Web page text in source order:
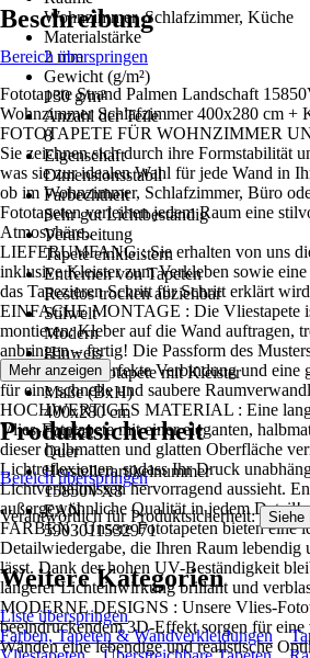
Wohnzimmer, Schlafzimmer, Küche
Materialstärke
2 mm
Gewicht (g/m²)
130 g/m²
Anzahl der Teile
8
Eigenschaft
Dimensionsstabil
Farbechtheit
Sehr gut Lichtbeständig
Verarbeitung
Tapete einkleistern
Entfernen von Tapeten
Restlos trocken abziehbar
Stilwelt
Modern
Hinweis
Vlies Fototapete mit Kleister
Maße (BxH)
400x280 cm
Format
Quer
Herstellerartikelnummer
15850VX8
EAN
5903011532971
Beschreibung
Bereich überspringen
Fototapete Strand Palmen Landschaft
Wohnzimmer Schlafzimmer 400x280 cm +
FOTOTAPETE FÜR WOHNZIMMER
Sie zeichnen sich durch ihre Formstabilität
was sie zur idealen Wahl für jede Wand in
ob im Wohnzimmer, Schlafzimmer, Büro
Fototapeten verleihen jedem Raum eine
Atmosphäre..
LIEFERUMFANG : Sie erhalten von uns
inklusive Kleister zum Verkleben sowie
das Tapezieren Schritt für Schritt erklärt
EINFACHE MONTAGE : Die Vliestapete
montieren: Kleber auf die Wand auftragen,
anbringen – fertig! Die Passform des
sorgt für eine perfekte Verbindung und
für eine schnelle und saubere
HOCHWERTIGES MATERIAL : Eine
Vlies-Fototapete mit einer eleganten,
dieser halbmatten und glatten Oberfläche
Lichtreflexionen, sodass Ihr Druck
Lichtverhältnissen hervorragend aussieht.
außergewöhnliche Qualität in jedem Detail!
FARBEN : Unsere Fototapeten bieten eine
Detailwiedergabe, die Ihren Raum lebendig
lässt. Dank der hohen UV-Beständigkeit
längerer Lichteinwirkung brillant und
MODERNE DESIGNS : Unsere Vlies-
beeindruckendem 3D-Effekt sorgen für
Wänden eine lebendige und realistische
Mehr anzeigen
Produktsicherheit
Bereich überspringen
Verantwortlich für Produktsicherheit: Siehe
Weitere Kategorien
Liste überspringen
Farben, Tapeten & Wandverkleidungen